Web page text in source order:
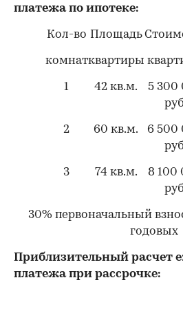
платежа по ипотеке:
Кол-во
комнат
Площадь
квартиры
1 42 кв.м.
5 300
2 60 кв.м.
6 500
3 74 кв.м.
8 100
30% первоначальный
годовых
Приблизительный расчет
платежа при рассрочке: